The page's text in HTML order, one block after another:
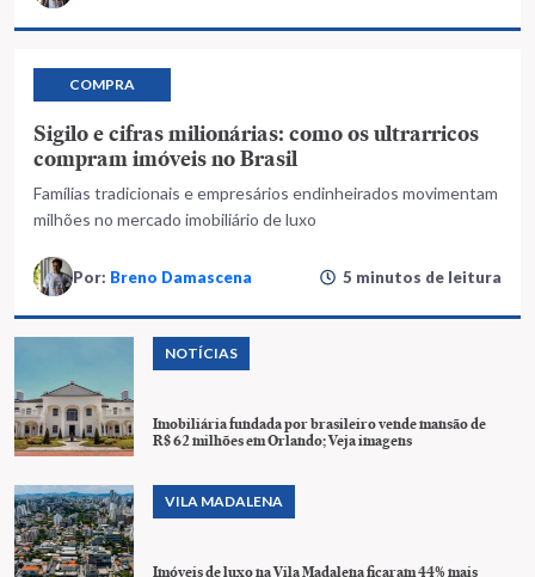
COMPRA
Sigilo e cifras milionárias: como os ultrarricos
compram imóveis no Brasil
Famílias tradicionais e empresários endinheirados movimentam
milhões no mercado imobiliário de luxo
Por: Breno Damascena 5 minutos de leitura
NOTÍCIAS
Imobiliária fundada por brasileiro vende mansão de
R$ 62 milhões em Orlando; Veja imagens
VILA MADALENA
Imóveis de luxo na Vila Madalena ficaram 44% mais